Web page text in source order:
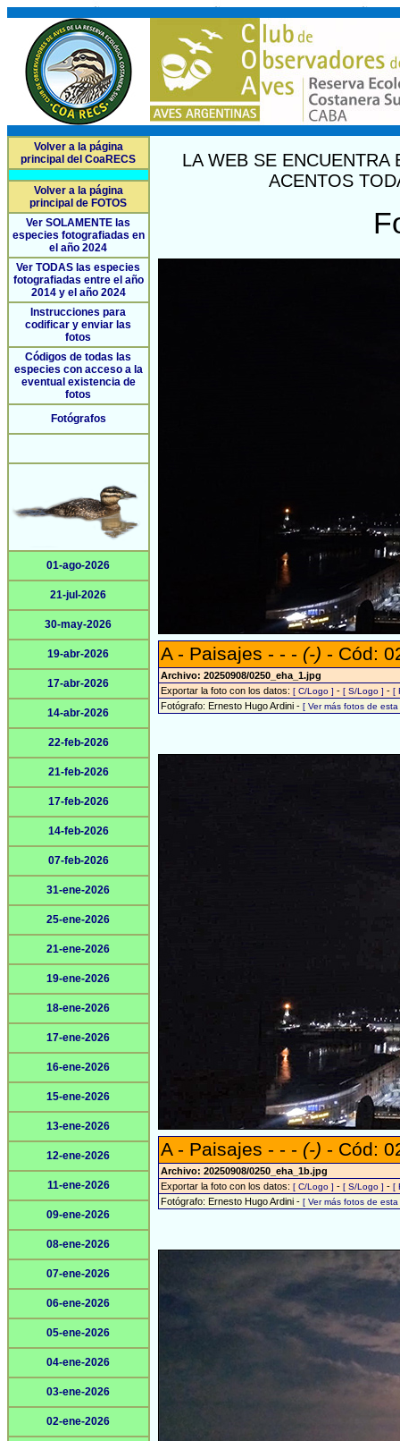
Volver a la página
principal del CoaRECS
Volver a la página
principal de FOTOS
Ver SOLAMENTE las
especies fotografiadas en
el año 2024
Ver TODAS las especies
fotografiadas entre el año
2014 y el año 2024
Instrucciones para
codificar y enviar las
fotos
Códigos de todas las
especies con acceso a la
eventual existencia de
fotos
Fotógrafos
01-ago-2026
21-jul-2026
30-may-2026
19-abr-2026
17-abr-2026
14-abr-2026
22-feb-2026
21-feb-2026
17-feb-2026
14-feb-2026
07-feb-2026
31-ene-2026
25-ene-2026
21-ene-2026
19-ene-2026
18-ene-2026
17-ene-2026
16-ene-2026
15-ene-2026
13-ene-2026
12-ene-2026
11-ene-2026
09-ene-2026
08-ene-2026
07-ene-2026
06-ene-2026
05-ene-2026
04-ene-2026
03-ene-2026
02-ene-2026
LA WEB SE
ACENTOS
A - Paisajes - - - (-) - Cód:
Archivo: 20250908/0250_eha_1.jpg
Exportar la foto con los datos: [ C/Logo ] - [ S/Logo ] - [
Fotógrafo: Ernesto Hugo Ardini - [ Ver más fotos de
A - Paisajes - - - (-) - Cód:
Archivo: 20250908/0250_eha_1b.jpg
Exportar la foto con los datos: [ C/Logo ] - [ S/Logo ] - [
Fotógrafo: Ernesto Hugo Ardini - [ Ver más fotos de